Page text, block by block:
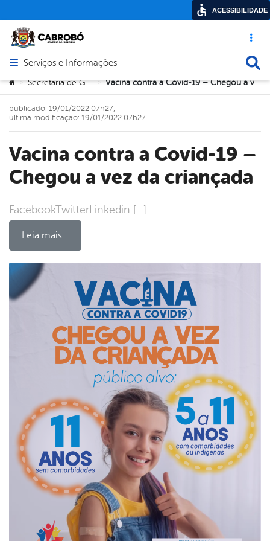
Acesso
Abrir menu principal de navegação
Serviços e Informações
Você está aqui:
> Secretaria de Governo > Vacina contra a Covid-19 – Chegou a vez da criançada
Vacina contra a Covid-19 –
Chegou a vez da criançada
FacebookTwitterLinkedin […]
Leia mais…
publicado: 19/01/2022 07h27,
última modificação: 19/01/2022 07h27
ACESSIBILIDADE